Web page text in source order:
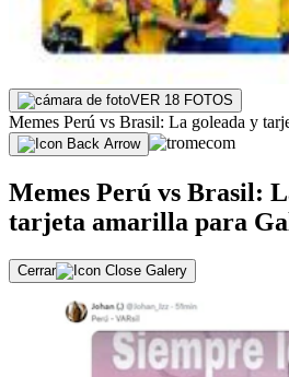
VER 18 FOTOS
Memes Perú vs Brasil: La goleada y
Memes Perú vs Brasil:
tarjeta amarilla para
Cerrar